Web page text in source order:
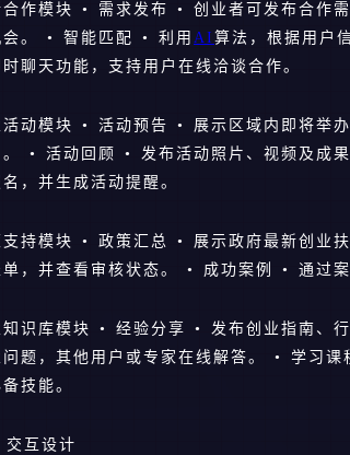
合作模块 • 需求发布 • 创业者可发布合作
会。 • 智能匹配 • 利用 AI 算法，根据用户
时聊天功能，支持用户在线洽谈合作。
活动模块 • 活动预告 • 展示区域内即将举
。 • 活动回顾 • 发布活动照片、视频及成
，并生成活动提醒。
支持模块 • 政策汇总 • 展示政府最新创业
单，并查看审核状态。 • 成功案例 • 通过
知识库模块 • 经验分享 • 发布创业指南、
问题，其他用户或专家在线解答。 • 学习
技能。
交互设计